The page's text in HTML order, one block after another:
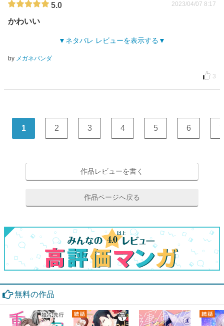
5.0 2023/04/07 8:17
かわいい
ネタバレ レビューを表示する
by メガネパンダ
3
1 2 3 4 5 6 7
作品レビューを書く
作品ページへ戻る
無料の作品